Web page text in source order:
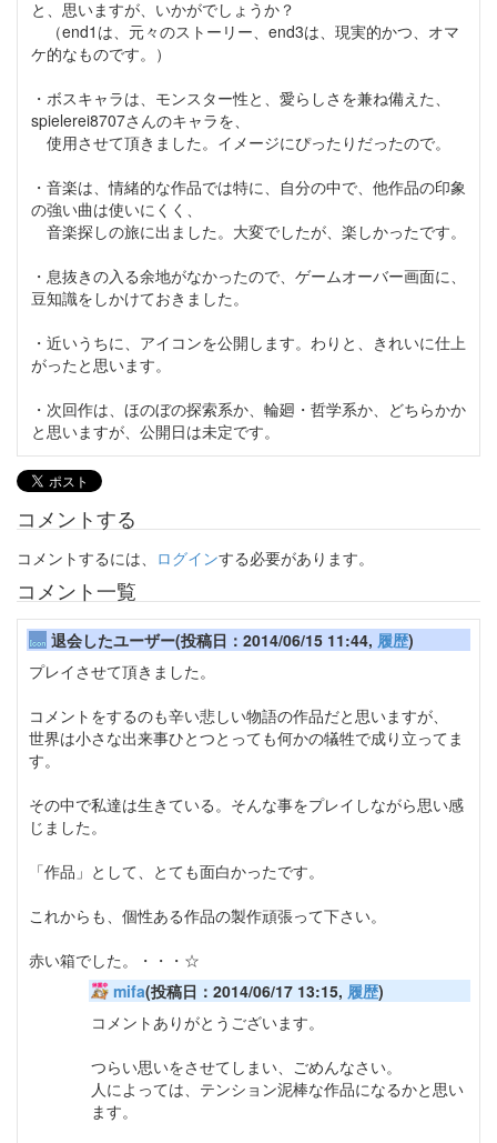
と、思いますが、いかがでしょうか？
（end1は、元々のストーリー、end3は、現実的かつ、オマ
ケ的なものです。）
・ボスキャラは、モンスター性と、愛らしさを兼ね備えた、
spielerei8707さんのキャラを、
使用させて頂きました。イメージにぴったりだったので。
・音楽は、情緒的な作品では特に、自分の中で、他作品の印象
の強い曲は使いにくく、
音楽探しの旅に出ました。大変でしたが、楽しかったです。
・息抜きの入る余地がなかったので、ゲームオーバー画面に、
豆知識をしかけておきました。
・近いうちに、アイコンを公開します。わりと、きれいに仕上
がったと思います。
・次回作は、ほのぼの探索系か、輪廻・哲学系か、どちらかか
と思いますが、公開日は未定です。
コメントする
コメントするには、 ログインする必要があります。
コメント一覧
退会したユーザー(投稿日：2014/06/15 11:44, 履歴)
プレイさせて頂きました。
コメントをするのも辛い悲しい物語の作品だと思いますが、
世界は小さな出来事ひとつとっても何かの犠牲で成り立ってま
す。
その中で私達は生きている。そんな事をプレイしながら思い感
じました。
「作品」として、とても面白かったです。
これからも、個性ある作品の製作頑張って下さい。
赤い箱でした。・・・☆
mifa(投稿日：2014/06/17 13:15, 履歴)
コメントありがとうございます。
つらい思いをさせてしまい、ごめんなさい。
人によっては、テンション泥棒な作品になるかと思い
ます。